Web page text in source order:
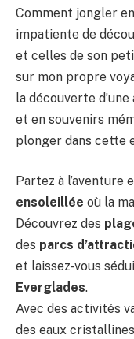
Comment jongler
impatiente de
et celles de son
sur mon propre
la découverte
et en souvenirs
plonger dans cette
Partez à l’aventure
ensoleillée où la
Découvrez des
des parcs
et laissez-vous
Everglades.
Avec des activités
des eaux